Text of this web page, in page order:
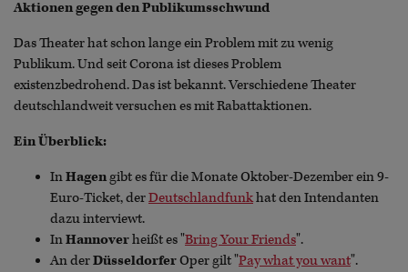
Aktionen gegen den Publikumsschwund
Das Theater hat schon lange ein Problem mit zu wenig
Publikum. Und seit Corona ist dieses Problem
existenzbedrohend. Das ist bekannt. Verschiedene Theater
deutschlandweit versuchen es mit Rabattaktionen.
Ein Überblick:
InHagengibt es für die Monate Oktober-Dezember ein 9-
Euro-Ticket, derDeutschlandfunkhat den Intendanten
dazu interviewt.
InHannoverheißt es "Bring Your Friends".
An derDüsseldorferOper gilt "Pay what you want".